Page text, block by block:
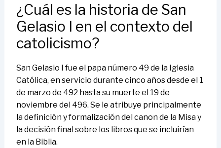
¿Cuál es la historia de San
Gelasio I en el contexto del
catolicismo?
San Gelasio I fue el papa número 49 de la Iglesia
Católica, en servicio durante cinco años desde el 1
de marzo de 492 hasta su muerte el 19 de
noviembre del 496. Se le atribuye principalmente
la definición y formalización del canon de la Misa y
la decisión final sobre los libros que se incluirían
en la Biblia.